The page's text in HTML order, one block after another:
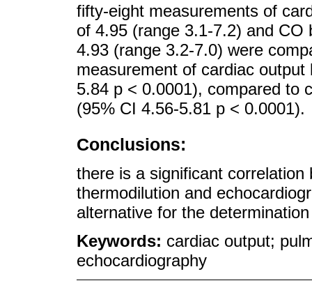
fifty-eight measurements of
of 4.95 (range 3.1-7.2) and
4.93 (range 3.2-7.0) were
measurement of cardiac
5.84 p < 0.0001), compared to
(95% CI 4.56-5.81 p < 0.0001).
Conclusions:
there is a significant
thermodilution and
alternative for the
Keywords: cardiac output;
echocardiography